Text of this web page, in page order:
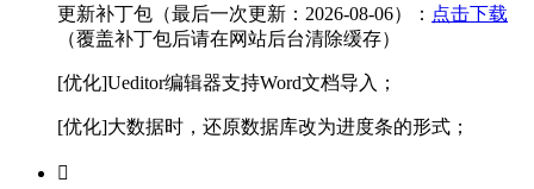
更新补丁包（最后一次更新：2026-08-06）： 点击下载
（覆盖补丁包后请在网站后台清除缓存）
[优化]Ueditor编辑器支持Word文档导入；
[优化]大数据时，还原数据库改为进度条的形式；
